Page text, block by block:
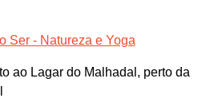
Ser - Natureza e Yoga
ao Lagar do Malhadal, perto da